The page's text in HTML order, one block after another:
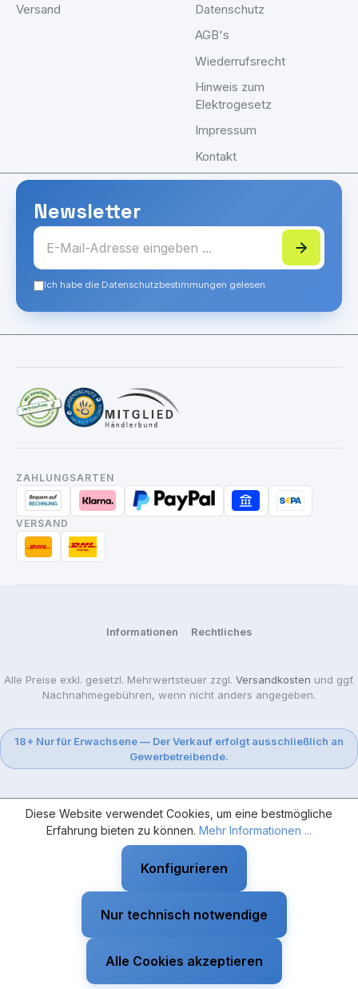
Versand
Datenschutz
AGB's
Wiederrufsrecht
Hinweis zum
Elektrogesetz
Impressum
Kontakt
Newsletter
Ich habe die Datenschutzbestimmungen gelesen.
ZAHLUNGSARTEN
VERSAND
Informationen Rechtliches
Alle Preise exkl. gesetzl. Mehrwertsteuer zzgl. Versandkosten und ggf.
Nachnahmegebühren, wenn nicht anders angegeben.
18+ Nur für Erwachsene — Der Verkauf erfolgt ausschließlich an
Gewerbetreibende.
Diese Website verwendet Cookies, um eine bestmögliche
Erfahrung bieten zu können. Mehr Informationen ...
Nur technisch notwendige
Konfigurieren
Alle Cookies akzeptieren